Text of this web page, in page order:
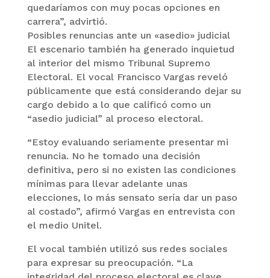
quedaríamos con muy pocas opciones en
carrera”, advirtió.
Posibles renuncias ante un «asedio» judicial
El escenario también ha generado inquietud
al interior del mismo Tribunal Supremo
Electoral. El vocal Francisco Vargas reveló
públicamente que está considerando dejar su
cargo debido a lo que calificó como un
“asedio judicial” al proceso electoral.
“Estoy evaluando seriamente presentar mi
renuncia. No he tomado una decisión
definitiva, pero si no existen las condiciones
mínimas para llevar adelante unas
elecciones, lo más sensato sería dar un paso
al costado”, afirmó Vargas en entrevista con
el medio Unitel.
El vocal también utilizó sus redes sociales
para expresar su preocupación. “La